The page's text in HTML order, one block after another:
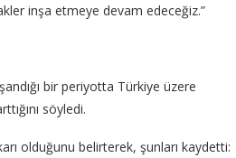
inşa etmeye devam edeceğiz.”
bir periyotta Türkiye üzere
söyledi.
olduğunu belirterek, şunları kaydetti: